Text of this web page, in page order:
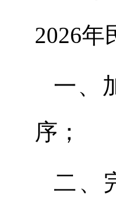
2026年
一、
序 ；
二、